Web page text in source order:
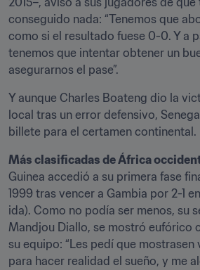
conseguido nada: “Tenemos que
como si el resultado fuese 0-0. Y a
tenemos que intentar obtener un
asegurarnos el pase”.
Y aunque Charles Boateng dio la
local tras un error defensivo,
billete para el certamen continental.
Más clasificadas de África
Guinea accedió a su primera fase
1999 tras vencer a Gambia por 2-1
ida). Como no podía ser menos, su
Mandjou Diallo, se mostró eufórico
su equipo: “Les pedí que
para hacer realidad el sueño, y me